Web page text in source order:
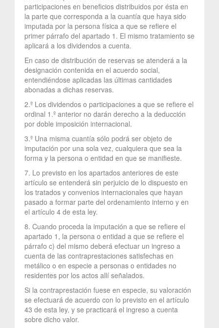
participaciones en beneficios distribuidos por ésta en
la parte que corresponda a la cuantía que haya sido
imputada por la persona física a que se refiere el
primer párrafo del apartado 1. El mismo tratamiento se
aplicará a los dividendos a cuenta.
En caso de distribución de reservas se atenderá a la
designación contenida en el acuerdo social,
entendiéndose aplicadas las últimas cantidades
abonadas a dichas reservas.
2.º Los dividendos o participaciones a que se refiere el
ordinal 1.º anterior no darán derecho a la deducción
por doble imposición internacional.
3.º Una misma cuantía sólo podrá ser objeto de
imputación por una sola vez, cualquiera que sea la
forma y la persona o entidad en que se manifieste.
7. Lo previsto en los apartados anteriores de este
artículo se entenderá sin perjuicio de lo dispuesto en
los tratados y convenios internacionales que hayan
pasado a formar parte del ordenamiento interno y en
el artículo 4 de esta ley.
8. Cuando proceda la imputación a que se refiere el
apartado 1, la persona o entidad a que se refiere el
párrafo c) del mismo deberá efectuar un ingreso a
cuenta de las contraprestaciones satisfechas en
metálico o en especie a personas o entidades no
residentes por los actos allí señalados.
Si la contraprestación fuese en especie, su valoración
se efectuará de acuerdo con lo previsto en el artículo
43 de esta ley, y se practicará el ingreso a cuenta
sobre dicho valor.